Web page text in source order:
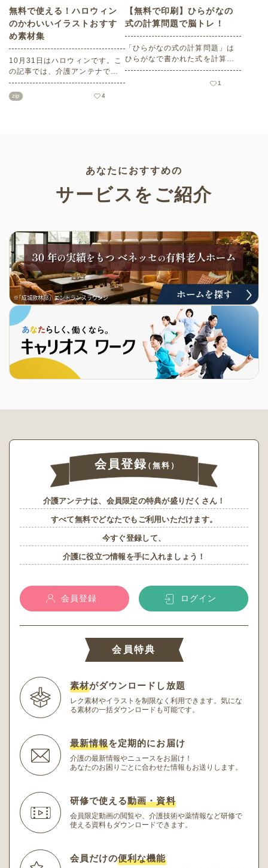
無料で使える！ハロウィン
のかわいいイラストおすす
め素材集
10月31日はハロウィンです。こ
の記事では、介護アンテナで扱
う高齢者向けイラスト素材か
ら、ハロウィンにちなんだおば
zip 4
【無料で印刷】ひらがなの
式の計算問題で脳トレ！
「ひらがなの式の計算問題」は
ひらがなで書かれた式を計算す
る問題です。想像力やワーキン
グメモリのトレーニングとして
1
あなたにおすすめの
サービスをご紹介
会員登録（無料）
介護アンテナは、会員限定の特典が盛りだくさん！
すべて無料でどなたでもご利用いただけます。
今すぐ登録して、
介護に役立つ情報を手に入れましょう！
会員登録 ログイン
会員特典
素材がダウンロードし放題
レク素材やイラストを制限なく利用できます。 気にな
る素材の一括ダウンロードも可能です。
最新情報を定期的にお届け
介護の最新情報やニュースをお届け！
あなたのお困りごとに合わせた情報もお送りします。
研修で使える動画・資料
会員限定動画の閲覧や、介護技術や薬情報など研修で
使える資料もダウンロードできます。
会員だけの便利な機能